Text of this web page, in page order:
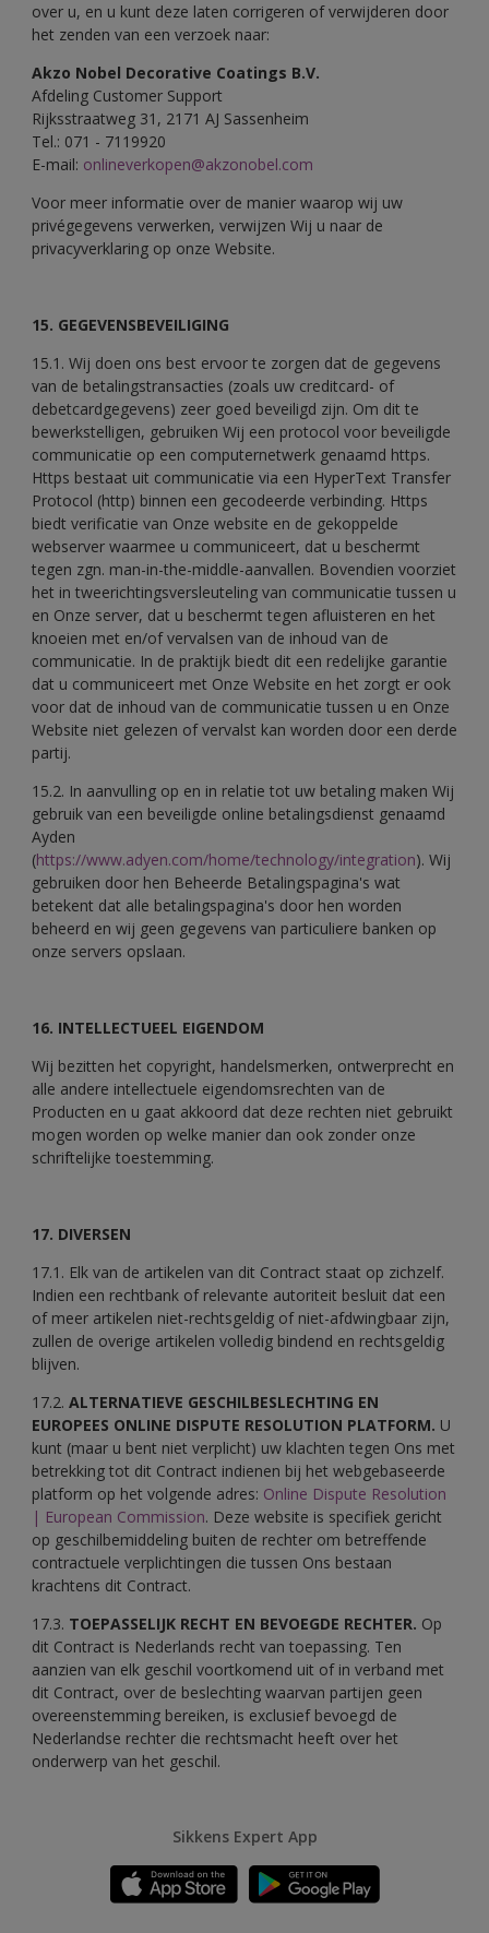
over u, en u kunt deze laten corrigeren of verwijderen door
het zenden van een verzoek naar:
Akzo Nobel Decorative Coatings B.V.
Afdeling Customer Support
Rijksstraatweg 31, 2171 AJ Sassenheim
Tel.: 071 - 7119920
E-mail: onlineverkopen@akzonobel.com
Voor meer informatie over de manier waarop wij uw
privégegevens verwerken, verwijzen Wij u naar de
privacyverklaring op onze Website.
15. GEGEVENSBEVEILIGING
15.1. Wij doen ons best ervoor te zorgen dat de gegevens
van de betalingstransacties (zoals uw creditcard- of
debetcardgegevens) zeer goed beveiligd zijn. Om dit te
bewerkstelligen, gebruiken Wij een protocol voor beveiligde
communicatie op een computernetwerk genaamd https.
Https bestaat uit communicatie via een HyperText Transfer
Protocol (http) binnen een gecodeerde verbinding. Https
biedt verificatie van Onze website en de gekoppelde
webserver waarmee u communiceert, dat u beschermt
tegen zgn. man-in-the-middle-aanvallen. Bovendien voorziet
het in tweerichtingsversleuteling van communicatie tussen u
en Onze server, dat u beschermt tegen afluisteren en het
knoeien met en/of vervalsen van de inhoud van de
communicatie. In de praktijk biedt dit een redelijke garantie
dat u communiceert met Onze Website en het zorgt er ook
voor dat de inhoud van de communicatie tussen u en Onze
Website niet gelezen of vervalst kan worden door een derde
partij.
15.2. In aanvulling op en in relatie tot uw betaling maken Wij
gebruik van een beveiligde online betalingsdienst genaamd
Ayden
(https://www.adyen.com/home/technology/integration). Wij
gebruiken door hen Beheerde Betalingspagina's wat
betekent dat alle betalingspagina's door hen worden
beheerd en wij geen gegevens van particuliere banken op
onze servers opslaan.
16. INTELLECTUEEL EIGENDOM
Wij bezitten het copyright, handelsmerken, ontwerprecht en
alle andere intellectuele eigendomsrechten van de
Producten en u gaat akkoord dat deze rechten niet gebruikt
mogen worden op welke manier dan ook zonder onze
schriftelijke toestemming.
17. DIVERSEN
17.1. Elk van de artikelen van dit Contract staat op zichzelf.
Indien een rechtbank of relevante autoriteit besluit dat een
of meer artikelen niet-rechtsgeldig of niet-afdwingbaar zijn,
zullen de overige artikelen volledig bindend en rechtsgeldig
blijven.
17.2. ALTERNATIEVE GESCHILBESLECHTING EN
EUROPEES ONLINE DISPUTE RESOLUTION PLATFORM. U
kunt (maar u bent niet verplicht) uw klachten tegen Ons met
betrekking tot dit Contract indienen bij het webgebaseerde
platform op het volgende adres: Online Dispute Resolution
| European Commission. Deze website is specifiek gericht
op geschilbemiddeling buiten de rechter om betreffende
contractuele verplichtingen die tussen Ons bestaan
krachtens dit Contract.
17.3. TOEPASSELIJK RECHT EN BEVOEGDE RECHTER. Op
dit Contract is Nederlands recht van toepassing. Ten
aanzien van elk geschil voortkomend uit of in verband met
dit Contract, over de beslechting waarvan partijen geen
overeenstemming bereiken, is exclusief bevoegd de
Nederlandse rechter die rechtsmacht heeft over het
onderwerp van het geschil.
Sikkens Expert App